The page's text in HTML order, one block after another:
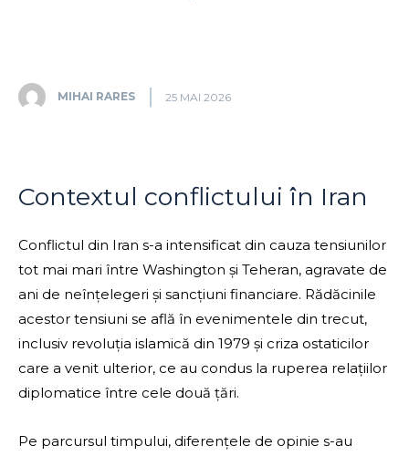
MIHAI RARES 25 MAI 2026
Contextul conflictului în Iran
Conflictul din Iran s-a intensificat din cauza tensiunilor
tot mai mari între Washington și Teheran, agravate de
ani de neînțelegeri și sancțiuni financiare. Rădăcinile
acestor tensiuni se află în evenimentele din trecut,
inclusiv revoluția islamică din 1979 și criza ostaticilor
care a venit ulterior, ce au condus la ruperea relațiilor
diplomatice între cele două țări.
Pe parcursul timpului, diferențele de opinie s-au